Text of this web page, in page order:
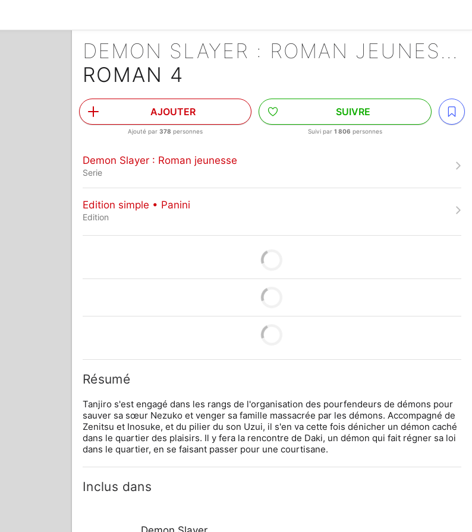
DEMON SLAYER : ROMAN JEUNESSE
ROMAN 4
AJOUTER
Ajouté par378 personnes
SUIVRE
Suivi par1 806 personnes
Demon Slayer : Roman jeunesse
Serie
Edition simple • Panini
Edition
Résumé
Tanjiro s'est engagé dans les rangs de l'organisation des pourfendeurs de démons pour
sauver sa sœur Nezuko et venger sa famille massacrée par les démons. Accompagné de
Zenitsu et Inosuke, et du pilier du son Uzui, il s'en va cette fois dénicher un démon caché
dans le quartier des plaisirs. Il y fera la rencontre de Daki, un démon qui fait régner sa loi
dans le quartier, en se faisant passer pour une courtisane.
Inclus dans